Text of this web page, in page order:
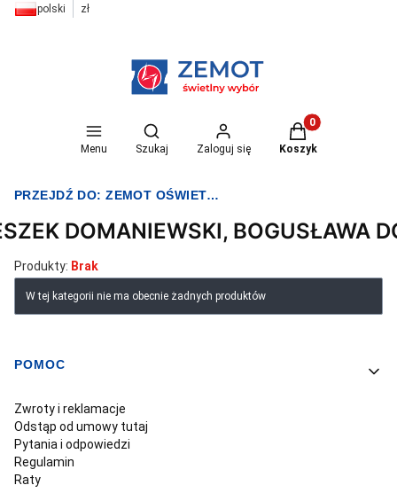
polski zł
Menu
Otwórz wyszukiwarkę
Szukaj Zaloguj się
Produkty w
Koszyk
PRZEJDŹ DO:ZEMOT OŚWIETLENIE I ELEKTRYKA
DOMANIEWSKI, BOGUSŁAWA
Produkty: Brak
Lista produktów
W tej kategorii nie ma obecnie żadnych produktów
Linki w stopce
POMOC
Zwroty i reklamacje
Odstąp od umowy tutaj
Pytania i odpowiedzi
Regulamin
Raty